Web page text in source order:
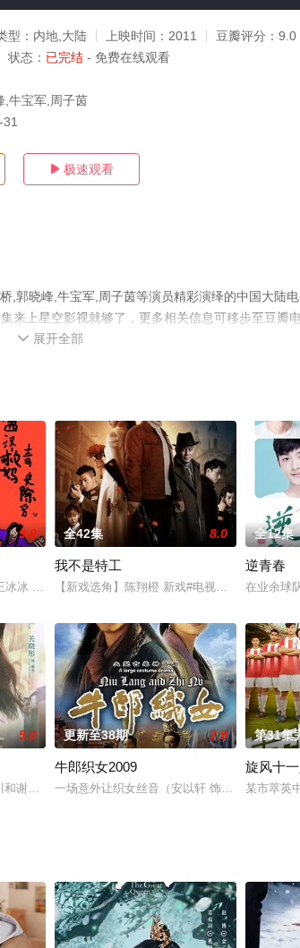
型： 内地,大陆 上映时间： 2011 豆瓣评分： 9.0
状态： 已完结 - 免费在线观看
,牛宝军,周子茵
 极速观看
,郭晓峰,牛宝军,周子茵等演员精彩演绎的中国大陆
来上星空影视就够了，更多相关信息可移步至豆瓣
 展开全部
引发人妖大战，双方伤亡惨重。琼华派弟子云天青和夙
9.0
冰 饰）的一场奇幻之旅展开，身为博物院展品管理员
全42集 8.0
我不是特工
【新戏选角】陈翔橙 新戏#电视剧穿越黑暗到
全12集
逆青春
在业余球
之上难以找到几个敢为天下先，愿为黎首请命的好官。
5.0
谢乔是一对欢喜冤家，虽然秦川毒舌不温柔简单又粗
更新至38期 7.0
牛郎织女2009
一场意外让织女丝音（安以轩 饰）遇见了凡人
第31集
旋风十一
某市萃英